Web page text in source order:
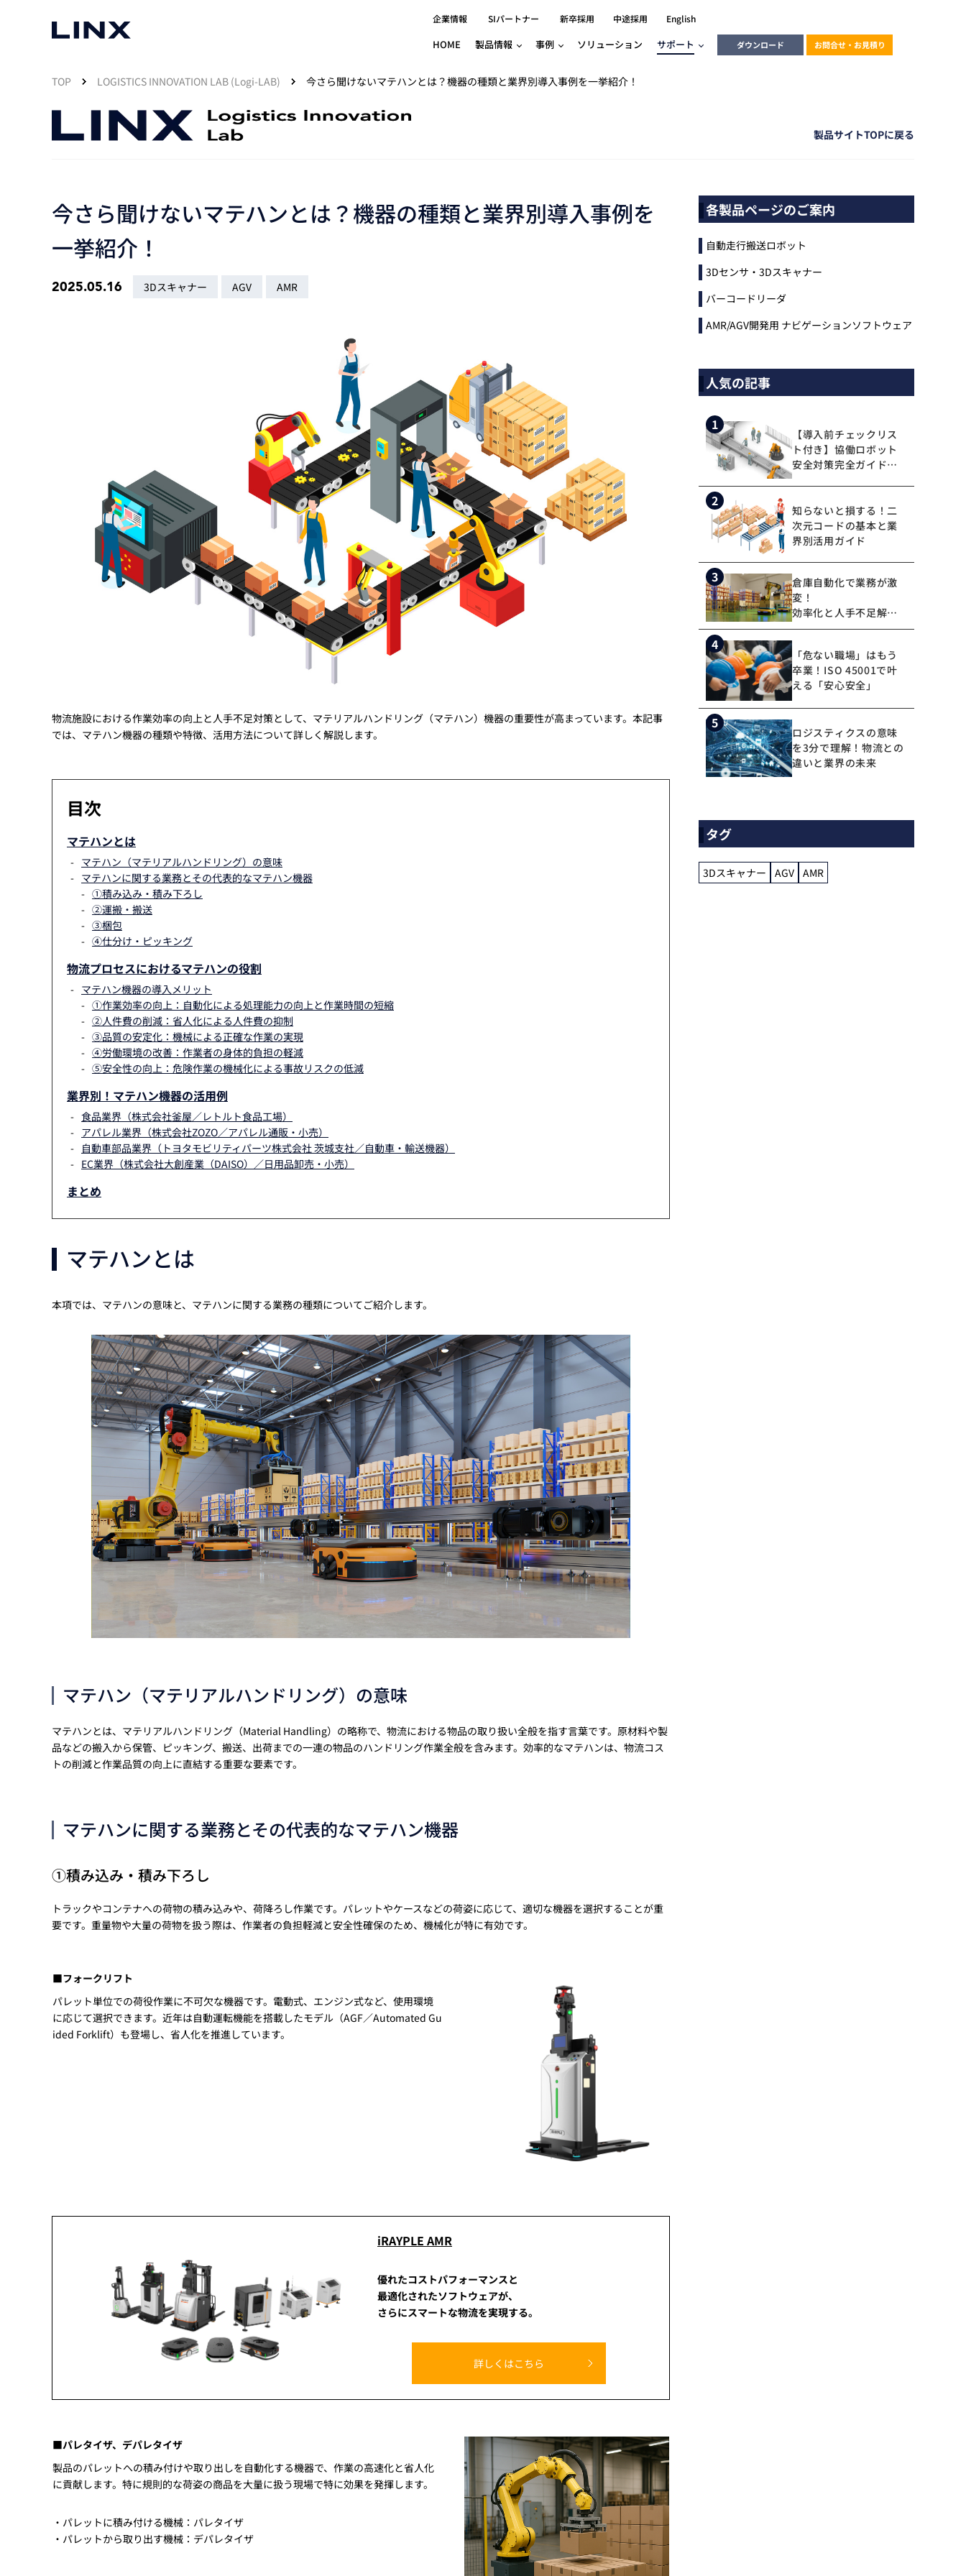
企業情報 SIパートナー 新卒採用 中途採用 English
HOME 製品情報
マシンビジョン
画像処理ソフトウェア
MVTec Software|HALCON
MVTec Software|MERLIC
MVTec Software DeepLearningTool
産業用デジタルカメラ
スマートセンサー
3次元センサー
LMI Technologies|Gocator
Photoneo
ロボティクス
自律走行搬送ロボット
（AMR/AGF）
産業用コントローラ
CODESYS
エンベデッドソリューション
ーション
事例
事例一覧 分野別事例 製品別事例
ソリューション サポート
使いたい
無料2Dカメラデモ機貸出サービス
無料コードリーダデモ機貸出サービス
相談したい
各種サポート問い合わせ
イベントカレンダー
トレーニング動画
HALCON / MERLIC
トレーニング動画
トレーニング動画
3DセンサーGocator入門コース
トレーニング動画
CODESYS
お役立ち情報 物流コラム
ダウンロード お問合せ・お見積り
TOP LOGISTICS INNOVATION LAB (Logi-LAB) 今さら聞けないマテハンとは？機器の種類と業界別導入事例を一挙紹介！
製品サイトTOPに戻る
今さら聞けないマテハンとは？機器の種類と業界別導入事例を
一挙紹介！
2025.05.16 3Dスキャナー AGV AMR
物流施設における作業効率の向上と人手不足対策として、マテリアルハンドリング（マテハン）機器の重要性が高まっています。本記事
では、マテハン機器の種類や特徴、活用方法について詳しく解説します。
目次
マテハンとは
マテハン（マテリアルハンドリング）の意味
マテハンに関する業務とその代表的なマテハン機器
①積み込み・積み下ろし
②運搬・搬送
③梱包
④仕分け・ピッキング
物流プロセスにおけるマテハンの役割
マテハン機器の導入メリット
①作業効率の向上：自動化による処理能力の向上と作業時間の短縮
②人件費の削減：省人化による人件費の抑制
③品質の安定化：機械による正確な作業の実現
④労働環境の改善：作業者の身体的負担の軽減
⑤安全性の向上：危険作業の機械化による事故リスクの低減
業界別！マテハン機器の活用例
食品業界（株式会社釜屋／レトルト食品工場）
アパレル業界（株式会社ZOZO／アパレル通販・小売）
自動車部品業界（トヨタモビリティパーツ株式会社 茨城支社／自動車・輸送機器）
EC業界（株式会社大創産業（DAISO）／日用品卸売・小売）
まとめ
マテハンとは
本項では、マテハンの意味と、マテハンに関する業務の種類についてご紹介します。
マテハン（マテリアルハンドリング）の意味
マテハンとは、マテリアルハンドリング（Material Handling）の略称で、物流における物品の取り扱い全般を指す言葉です。原材料や製
品などの搬入から保管、ピッキング、搬送、出荷までの一連の物品のハンドリング作業全般を含みます。効率的なマテハンは、物流コス
トの削減と作業品質の向上に直結する重要な要素です。
マテハンに関する業務とその代表的なマテハン機器
①積み込み・積み下ろし
トラックやコンテナへの荷物の積み込みや、荷降ろし作業です。パレットやケースなどの荷姿に応じて、適切な機器を選択することが重
要です。重量物や大量の荷物を扱う際は、作業者の負担軽減と安全性確保のため、機械化が特に有効です。
■フォークリフト
パレット単位での荷役作業に不可欠な機器です。電動式、エンジン式など、使用環境
に応じて選択できます。近年は自動運転機能を搭載したモデル（AGF／Automated Gu
ided Forklift）も登場し、省人化を推進しています。
iRAYPLE AMR
優れたコストパフォーマンスと
最適化されたソフトウェアが、
さらにスマートな物流を実現する。
詳しくはこちら
■パレタイザ、デパレタイザ
製品のパレットへの積み付けや取り出しを自動化する機器で、作業の高速化と省人化
に貢献します。特に規則的な荷姿の商品を大量に扱う現場で特に効果を発揮します。
・パレットに積み付ける機械：パレタイザ
・パレットから取り出す機械：デパレタイザ
各製品ページのご案内
自動走行搬送ロボット
3Dセンサ・3Dスキャナー
バーコードリーダ
AMR/AGV開発用 ナビゲーションソフトウェア
人気の記事
1
【導入前チェックリス
ト付き】協働ロボット
安全対策完全ガイド！7
2
知らないと損する！二
次元コードの基本と業
界別活用ガイド
3
倉庫自動化で業務が激
変！
効率化と人手不足解消
の鍵を握る新技術
4
「危ない職場」はもう
卒業！ISO 45001で叶
える「安心安全」
5
ロジスティクスの意味
を3分で理解！物流との
違いと業界の未来
タグ
3Dスキャナー AGV AMR